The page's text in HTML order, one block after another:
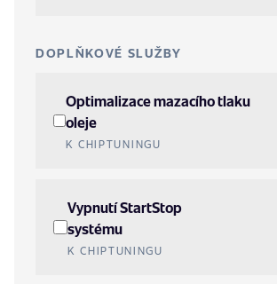
DOPLŇKOVÉ SLUŽBY
Optimalizace mazacího tlaku
oleje
K CHIPTUNINGU
Vypnutí StartStop
systému
K CHIPTUNINGU